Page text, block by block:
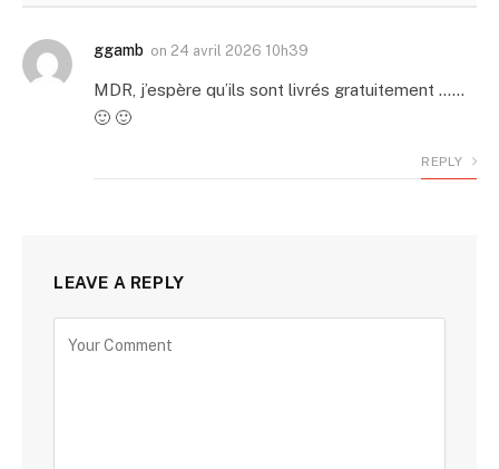
ggamb on 24 avril 2026 10h39
MDR, j’espère qu’ils sont livrés gratuitement ……
🙂 🙂
REPLY
LEAVE A REPLY